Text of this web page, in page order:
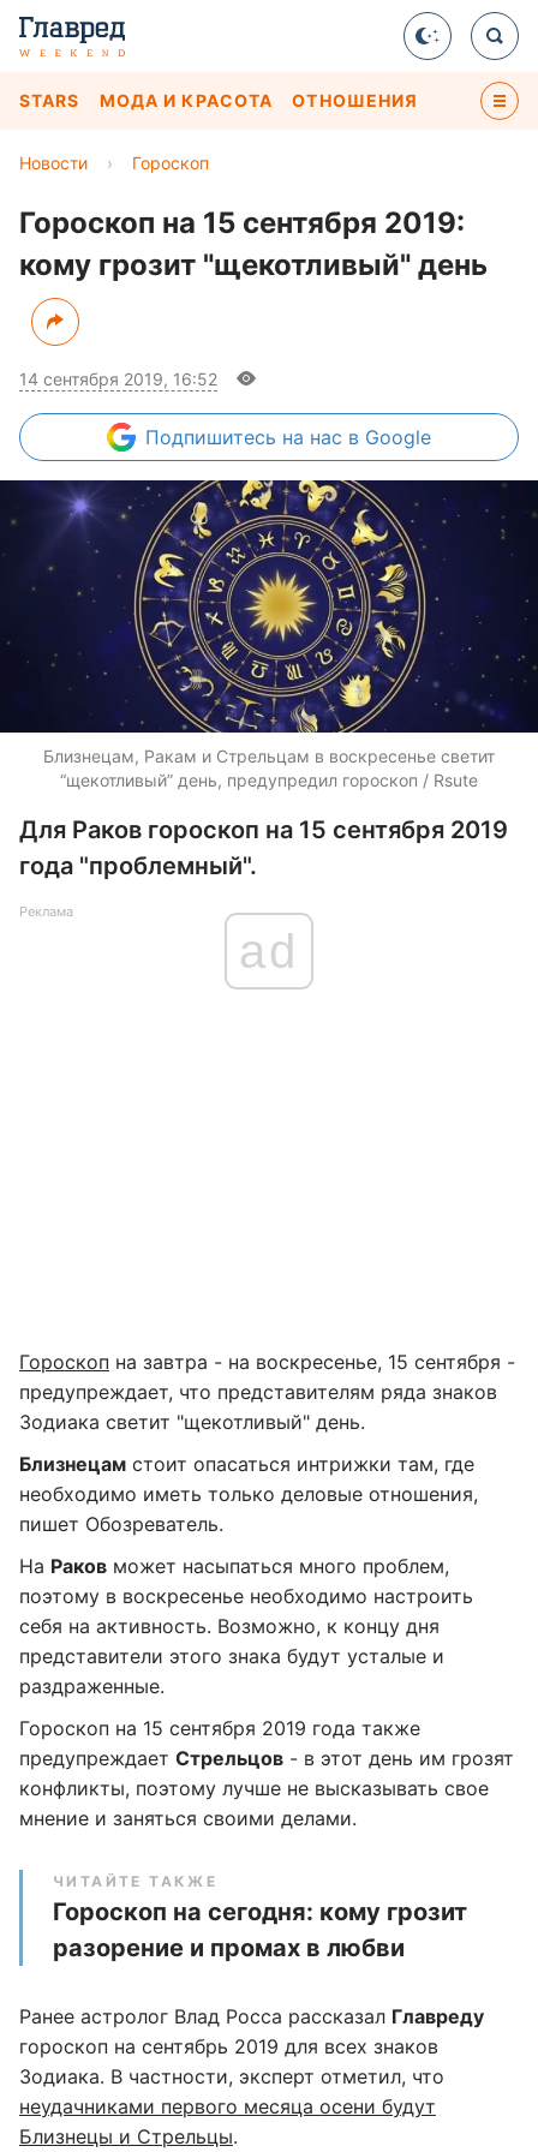
STARS МОДА И КРАСОТА ОТНОШЕНИЯ
Новости › Гороскоп
Гороскоп на 15 сентября 2019:
кому грозит "щекотливый" день
14 сентября 2019, 16:52
Подпишитесь на нас в Google
Близнецам, Ракам и Стрельцам в воскресенье светит
“щекотливый” день, предупредил гороскоп / Rsute
Для Раков гороскоп на 15 сентября 2019
года "проблемный".
Реклама
ad
Гороскоп на завтра - на воскресенье, 15 сентября -
предупреждает, что представителям ряда знаков
Зодиака светит "щекотливый" день.
Близнецам стоит опасаться интрижки там, где
необходимо иметь только деловые отношения,
пишет Обозреватель.
На Раков может насыпаться много проблем,
поэтому в воскресенье необходимо настроить
себя на активность. Возможно, к концу дня
представители этого знака будут усталые и
раздраженные.
Гороскоп на 15 сентября 2019 года также
предупреждает Стрельцов - в этот день им грозят
конфликты, поэтому лучше не высказывать свое
мнение и заняться своими делами.
ЧИТАЙТЕ ТАКЖЕ
Гороскоп на сегодня: кому грозит
разорение и промах в любви
Ранее астролог Влад Росса рассказал Главреду
гороскоп на сентябрь 2019 для всех знаков
Зодиака. В частности, эксперт отметил, что
неудачниками первого месяца осени будут
Близнецы и Стрельцы.